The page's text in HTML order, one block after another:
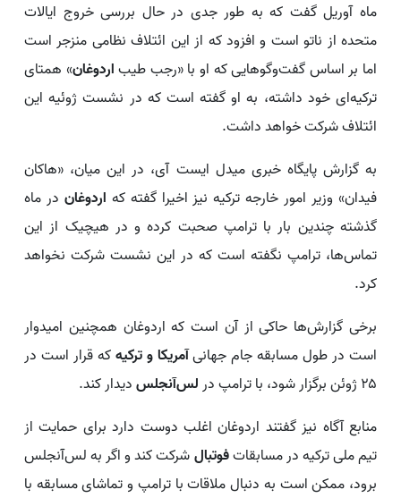
ماه آوریل گفت که به طور جدی در حال بررسی خروج ایالات
متحده از ناتو است و افزود که از این ائتلاف نظامی منزجر است
اما بر اساس گفت‌وگوهایی که او با «رجب طیباردوغان» همتای
ترکیه‌ای خود داشته، به او گفته است که در نشست ژوئیه این
ائتلاف شرکت خواهد داشت.
به گزارش پایگاه خبری میدل ایست آی، در این میان، «هاکان
فیدان» وزیر امور خارجه ترکیه نیز اخیرا گفته که اردوغان در ماه
گذشته چندین بار با ترامپ صحبت کرده و در هیچیک از این
تماس‌ها، ترامپ نگفته است که در این نشست شرکت نخواهد
کرد.
برخی گزارش‌ها حاکی از آن است که اردوغان همچنین امیدوار
است در طول مسابقه جام جهانیآمریکا و ترکیهکه قرار است در
۲۵ ژوئن برگزار شود، با ترامپ در
لس‌آنجلسدیدار کند.
منابع آگاه نیز گفتند اردوغان اغلب دوست دارد برای حمایت از
تیم ملی ترکیه در مسابقاتفوتبالشرکت کند و اگر به لس‌آنجلس
برود، ممکن است به دنبال ملاقات با ترامپ و تماشای مسابقه با